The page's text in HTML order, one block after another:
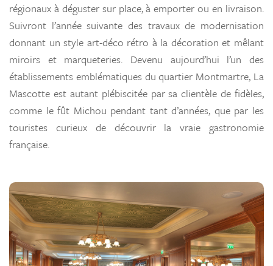
régionaux à déguster sur place, à emporter ou en livraison.
Suivront l’année suivante des travaux de modernisation
donnant un style art-déco rétro à la décoration et mêlant
miroirs et marqueteries. Devenu aujourd’hui l’un des
établissements emblématiques du quartier Montmartre, La
Mascotte est autant plébiscitée par sa clientèle de fidèles,
comme le fût Michou pendant tant d’années, que par les
touristes curieux de découvrir la vraie gastronomie
française.